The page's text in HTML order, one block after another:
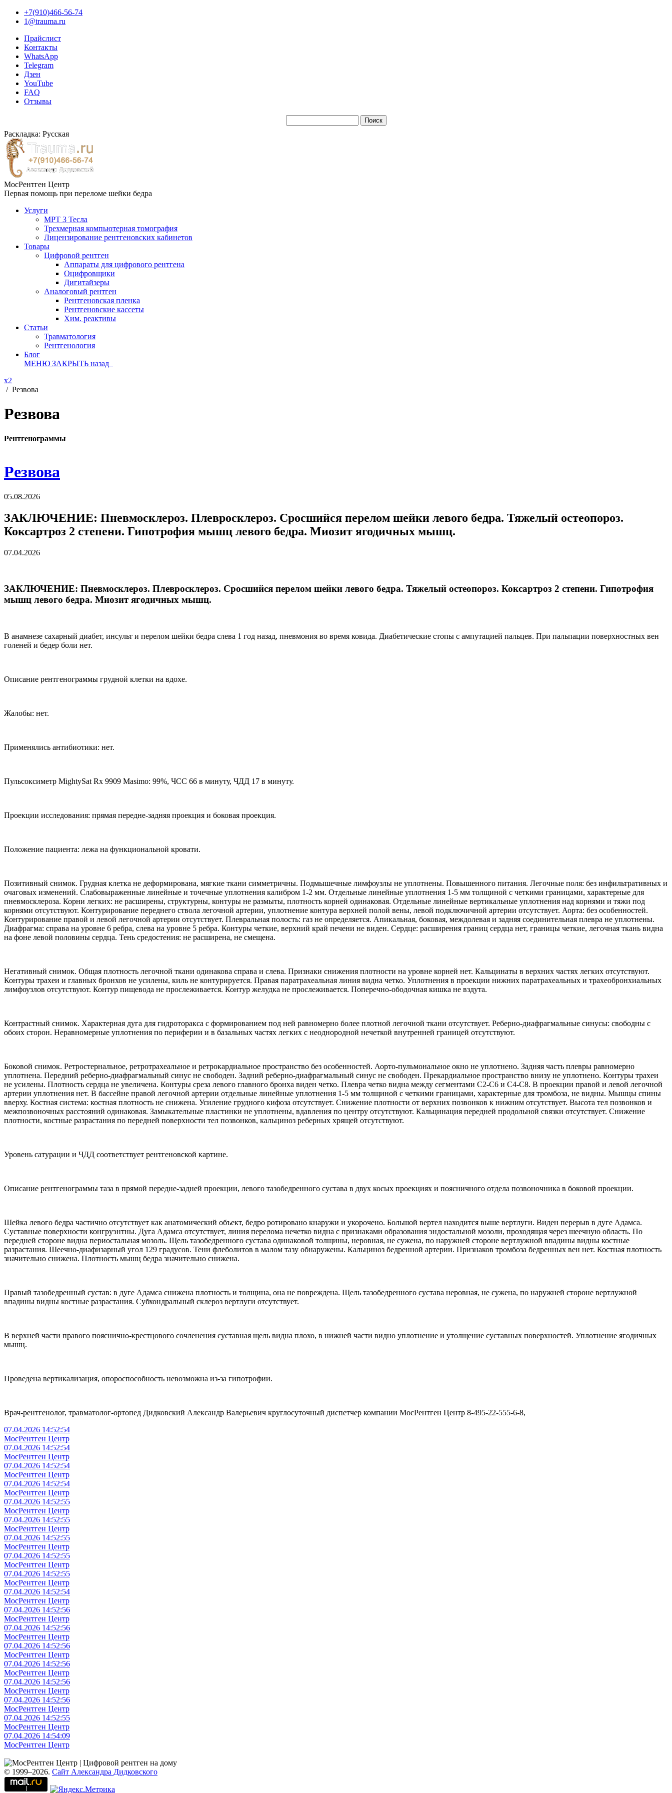
+7(910)466-56-74
1@trauma.ru
Прайслист
Контакты
WhatsApp
Telegram
Дзен
YouTube
FAQ
Отзывы
Раскладка: Русская
МосРентген Центр
Первая помощь при переломе шейки бедра
Услуги
МРТ 3 Тесла
Трехмерная компьютерная томография
Лицензирование рентгеновских кабинетов
Товары
Цифровой рентген
Аппараты для цифрового рентгена
Оцифровщики
Дигитайзеры
Аналоговый рентген
Рентгеновская пленка
Рентгеновские кассеты
Хим. реактивы
Статьи
Травматология
Рентгенология
Блог
МЕНЮ ЗАКРЫТЬ назад
x2
/ Резвова
Резвова
Рентгенограммы
Резвова
05.08.2026
ЗАКЛЮЧЕНИЕ: Пневмосклероз. Плевросклероз. Сросшийся перелом шейки левого бедра. Тяжелый остеопороз.
Коксартроз 2 степени. Гипотрофия мышц левого бедра. Миозит ягодичных мышц.
07.04.2026
ЗАКЛЮЧЕНИЕ: Пневмосклероз. Плевросклероз. Сросшийся перелом шейки левого бедра. Тяжелый остеопороз. Коксартроз 2 степени. Гипотрофия
мышц левого бедра. Миозит ягодичных мышц.
В анамнезе сахарный диабет, инсульт и перелом шейки бедра слева 1 год назад, пневмония во время ковида. Диабетические стопы с ампутацией пальцев. При пальпации поверхностных вен
голеней и бедер боли нет.
Описание рентгенограммы грудной клетки на вдохе.
Жалобы: нет.
Применялись антибиотики: нет.
Пульсоксиметр MightySat Rx 9909 Masimo: 99%, ЧСС 66 в минуту, ЧДД 17 в минуту.
Проекции исследования: прямая передне-задняя проекция и боковая проекция.
Положение пациента: лежа на функциональной кровати.
Позитивный снимок. Грудная клетка не деформирована, мягкие ткани симметричны. Подмышечные лимфоузлы не уплотнены. Повышенного питания. Легочные поля: без инфильтративных и
очаговых изменений. Слабовыраженные линейные и точечные уплотнения калибром 1-2 мм. Отдельные линейные уплотнения 1-5 мм толщиной с четкими границами, характерные для
пневмосклероза. Корни легких: не расширены, структурны, контуры не размыты, плотность корней одинаковая. Отдельные линейные вертикальные уплотнения над корнями и тяжи под
корнями отсутствуют. Контурирование переднего ствола легочной артерии, уплотнение контура верхней полой вены, левой подключичной артерии отсутствует. Аорта: без особенностей.
Контурирование правой и левой легочной артерии отсутствует. Плевральная полость: газ не определяется. Апикальная, боковая, междолевая и задняя соединительная плевра не уплотнены.
Диафрагма: справа на уровне 6 ребра, слева на уровне 5 ребра. Контуры четкие, верхний край печени не виден. Сердце: расширения границ сердца нет, границы четкие, легочная ткань видна
на фоне левой половины сердца. Тень средостения: не расширена, не смещена.
Негативный снимок. Общая плотность легочной ткани одинакова справа и слева. Признаки снижения плотности на уровне корней нет. Кальцинаты в верхних частях легких отсутствуют.
Контуры трахеи и главных бронхов не усилены, киль не контурируется. Правая паратрахеальная линия видна четко. Уплотнения в проекции нижних паратрахеальных и трахеобронхиальных
лимфоузлов отсутствуют. Контур пищевода не прослеживается. Контур желудка не прослеживается. Поперечно-ободочная кишка не вздута.
Контрастный снимок. Характерная дуга для гидроторакса с формированием под ней равномерно более плотной легочной ткани отсутствует. Реберно-диафрагмальные синусы: свободны с
обоих сторон. Неравномерные уплотнения по периферии и в базальных частях легких с неоднородной нечеткой внутренней границей отсутствуют.
Боковой снимок. Ретростернальное, ретротрахеальное и ретрокардиальное пространство без особенностей. Аорто-пульмональное окно не уплотнено. Задняя часть плевры равномерно
уплотнена. Передний реберно-диафрагмальный синус не свободен. Задний реберно-диафрагмальный синус не свободен. Прекардиальное пространство внизу не уплотнено. Контуры трахеи
не усилены. Плотность сердца не увеличена. Контуры среза левого главного бронха виден четко. Плевра четко видна между сегментами С2-С6 и С4-С8. В проекции правой и левой легочной
артерии уплотнения нет. В бассейне правой легочной артерии отдельные линейные уплотнения 1-5 мм толщиной с четкими границами, характерные для тромбоза, не видны. Мышцы спины
вверху. Костная система: костная плотность не снижена. Усиление грудного кифоза отсутствует. Снижение плотности от верхних позвонков к нижним отсутствует. Высота тел позвонков и
межпозвоночных расстояний одинаковая. Замыкательные пластинки не уплотнены, вдавления по центру отсутствуют. Кальцинация передней продольной связки отсутствует. Снижение
плотности, костные разрастания по передней поверхности тел позвонков, кальциноз реберных хрящей отсутствуют.
Уровень сатурации и ЧДД соответствует рентгеновской картине.
Описание рентгенограммы таза в прямой передне-задней проекции, левого тазобедренного сустава в двух косых проекциях и поясничного отдела позвоночника в боковой проекции.
Шейка левого бедра частично отсутствует как анатомический объект, бедро ротировано кнаружи и укорочено. Большой вертел находится выше вертлуги. Виден перерыв в дуге Адамса.
Суставные поверхности конгруэнтны. Дуга Адамса отсутствует, линия перелома нечетко видна с признаками образования эндостальной мозоли, проходящая через шеечную область. По
передней стороне видна периостальная мозоль. Щель тазобедренного сустава одинаковой толщины, неровная, не сужена, по наружней стороне вертлужной впадины видны костные
разрастания. Шеечно-диафизарный угол 129 градусов. Тени флеболитов в малом тазу обнаружены. Кальциноз бедренной артерии. Признаков тромбоза бедренных вен нет. Костная плотность
значительно снижена. Плотность мышц бедра значительно снижена.
Правый тазобедренный сустав: в дуге Адамса снижена плотность и толщина, она не повреждена. Щель тазобедренного сустава неровная, не сужена, по наружней стороне вертлужной
впадины видны костные разрастания. Субхондральный склероз вертлуги отсутствует.
В верхней части правого пояснично-крестцового сочленения суставная щель видна плохо, в нижней части видно уплотнение и утолщение суставных поверхностей. Уплотнение ягодичных
мышц.
Проведена вертикализация, опороспособность невозможна из-за гипотрофии.
Врач-рентгенолог, травматолог-ортопед Дидковский Александр Валерьевич круглосуточный диспетчер компании МосРентген Центр 8-495-22-555-6-8,
07.04.2026 14:52:54
МосРентген Центр
07.04.2026 14:52:54
МосРентген Центр
07.04.2026 14:52:54
МосРентген Центр
07.04.2026 14:52:54
МосРентген Центр
07.04.2026 14:52:55
МосРентген Центр
07.04.2026 14:52:55
МосРентген Центр
07.04.2026 14:52:55
МосРентген Центр
07.04.2026 14:52:55
МосРентген Центр
07.04.2026 14:52:55
МосРентген Центр
07.04.2026 14:52:54
МосРентген Центр
07.04.2026 14:52:56
МосРентген Центр
07.04.2026 14:52:56
МосРентген Центр
07.04.2026 14:52:56
МосРентген Центр
07.04.2026 14:52:56
МосРентген Центр
07.04.2026 14:52:56
МосРентген Центр
07.04.2026 14:52:56
МосРентген Центр
07.04.2026 14:52:55
МосРентген Центр
07.04.2026 14:54:09
МосРентген Центр
© 1999–2026. Сайт Александра Дидковского